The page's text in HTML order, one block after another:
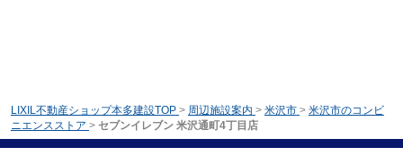
LIXIL不動産ショップ本多建設TOP > 周辺施設案内 > 米沢市 > 米沢市のコンビ
ニエンスストア > セブンイレブン 米沢通町4丁目店